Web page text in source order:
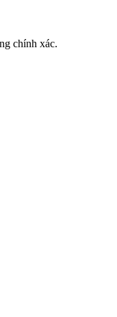
chính xác.